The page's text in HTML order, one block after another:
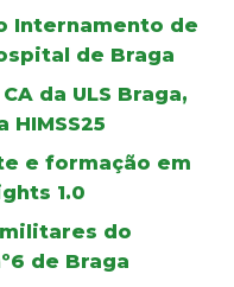
Internamento de
de Braga
da ULS Braga,
e formação em
1.0
do
de Braga